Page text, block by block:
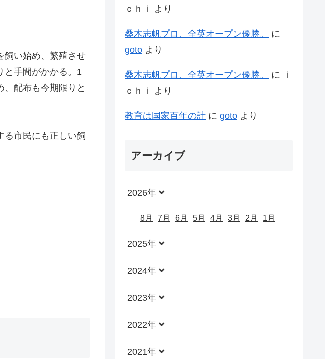
飼い始め、繁殖させ
と手間がかかる。1
配布も今期限りと
る市民にも正しい飼
ｃｈｉ
より
桑木志帆プロ、全英オープン優勝。
に
goto より
桑木志帆プロ、全英オープン優勝。 に
ｉ
ｃｈｉ
より
教育は国家百年の計 に goto より
アーカイブ
2026年
8月 7月 6月 5月 4月 3月 2月 1月
2025年
2024年
2023年
2022年
2021年